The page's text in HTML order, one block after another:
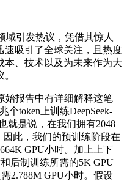
引发热议，凭借其惊人
速吸引了全球关注，且热度
本、技术以及为未来作为大
报告中有详细解释这笔
个token上训练DeepSeek-
就是说，在我们拥有2048
因此，我们的预训练阶段在
GPU小时。加上上下
后制训练所需的5K GPU
2.788M GPU小时。假设